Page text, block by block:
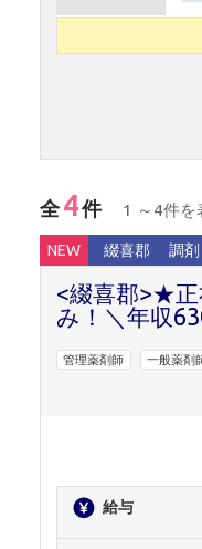
全 4件 1 ～4件を
NEW 綴喜郡 調剤
<綴喜郡>★
み！＼年収
管理薬剤師 一般薬剤
給与